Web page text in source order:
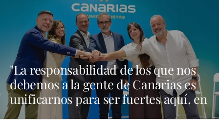
"La responsabilidad de los que nos
debemos a la gente de Canarias es
unificarnos para ser fuertes aquí, en
Madrid y en Bruselas"